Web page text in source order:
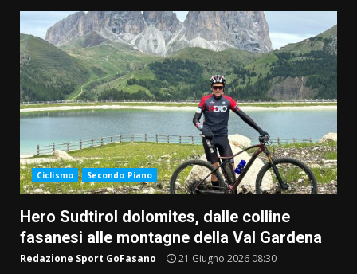
Ciclismo Secondo Piano
Hero Sudtirol dolomites, dalle colline
fasanesi alle montagne della Val Gardena
Redazione Sport GoFasano 21 Giugno 2026 08:30